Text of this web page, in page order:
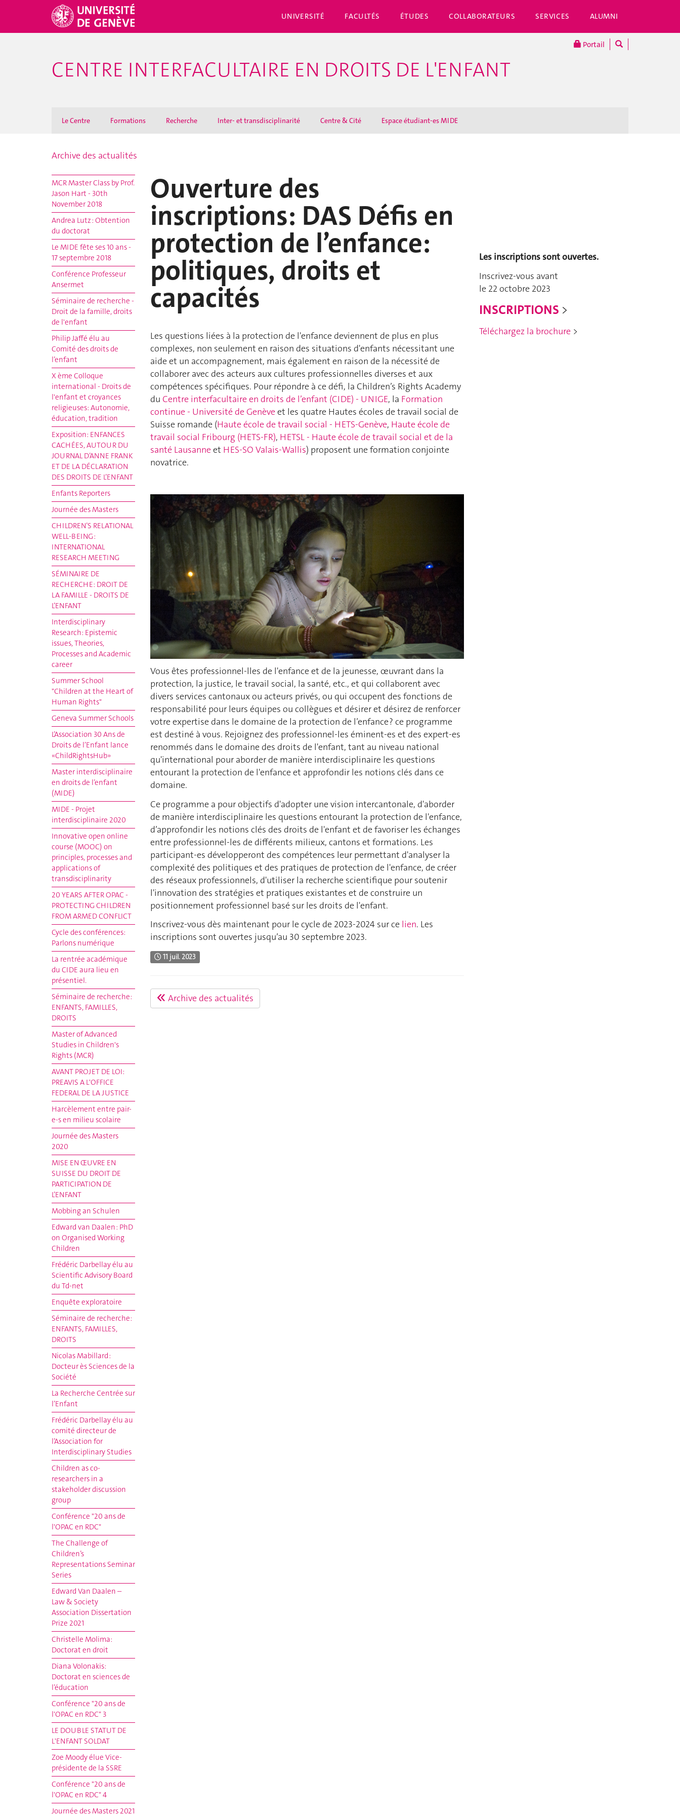
UNIVERSITÉ FACULTÉS ÉTUDES COLLABORATEURS SERVICES ALUMNI
Portail
CENTRE INTERFACULTAIRE EN DROITS DE L'ENFANT
Le Centre Formations Recherche Inter- et transdisciplinarité Centre & Cité Espace étudiant-es MIDE
Archive des actualités
MCR Master Class by Prof.
Jason Hart - 30th
November 2018
Andrea Lutz : Obtention
du doctorat
Le MIDE fête ses 10 ans -
17 septembre 2018
Conférence Professeur
Ansermet
Séminaire de recherche -
Droit de la famille, droits
de l'enfant
Philip Jaffé élu au
Comité des droits de
l’enfant
X ème Colloque
international - Droits de
l'enfant et croyances
religieuses: Autonomie,
éducation, tradition
Exposition: ENFANCES
CACHÉES, AUTOUR DU
JOURNAL D’ANNE FRANK
ET DE LA DÉCLARATION
DES DROITS DE L’ENFANT
Enfants Reporters
Journée des Masters
CHILDREN’S RELATIONAL
WELL-BEING :
INTERNATIONAL
RESEARCH MEETING
SÉMINAIRE DE
RECHERCHE: DROIT DE
LA FAMILLE - DROITS DE
L’ENFANT
Interdisciplinary
Research: Epistemic
issues, Theories,
Processes and Academic
career
Summer School
"Children at the Heart of
Human Rights"
Geneva Summer Schools
L’Association 30 Ans de
Droits de l’Enfant lance
«ChildRightsHub»
Master interdisciplinaire
en droits de l’enfant
(MIDE)
MIDE - Projet
interdisciplinaire 2020
Innovative open online
course (MOOC) on
principles, processes and
applications of
transdisciplinarity
20 YEARS AFTER OPAC -
PROTECTING CHILDREN
FROM ARMED CONFLICT
Cycle des conférences:
Parlons numérique
La rentrée académique
du CIDE aura lieu en
présentiel.
Séminaire de recherche:
ENFANTS, FAMILLES,
DROITS
Master of Advanced
Studies in Children's
Rights (MCR)
AVANT PROJET DE LOI:
PREAVIS A L'OFFICE
FEDERAL DE LA JUSTICE
Harcèlement entre pair-
e-s en milieu scolaire
Journée des Masters
2020
MISE EN ŒUVRE EN
SUISSE DU DROIT DE
PARTICIPATION DE
L’ENFANT
Mobbing an Schulen
Edward van Daalen : PhD
on Organised Working
Children
Frédéric Darbellay élu au
Scientific Advisory Board
du Td-net
Enquête exploratoire
Séminaire de recherche:
ENFANTS, FAMILLES,
DROITS
Nicolas Mabillard :
Docteur ès Sciences de la
Société
La Recherche Centrée sur
l’Enfant
Frédéric Darbellay élu au
comité directeur de
l’Association for
Interdisciplinary Studies
Children as co-
researchers in a
stakeholder discussion
group
Conférence "20 ans de
l'OPAC en RDC"
The Challenge of
Children’s
Representations Seminar
Series
Edward Van Daalen –
Law & Society
Association Dissertation
Prize 2021
Christelle Molima:
Doctorat en droit
Diana Volonakis:
Doctorat en sciences de
l’éducation
Conférence "20 ans de
l'OPAC en RDC" 3
LE DOUBLE STATUT DE
L'ENFANT SOLDAT
Zoe Moody élue Vice-
présidente de la SSRE
Conférence "20 ans de
l'OPAC en RDC" 4
Journée des Masters 2021
Ouverture des
inscriptions: DAS Défis en
protection de l’enfance:
politiques, droits et
capacités
Les questions liées à la protection de l'enfance deviennent de plus en plus
complexes, non seulement en raison des situations d'enfants nécessitant une
aide et un accompagnement, mais également en raison de la nécessité de
collaborer avec des acteurs aux cultures professionnelles diverses et aux
compétences spécifiques. Pour répondre à ce défi, la Children’s Rights Academy
du Centre interfacultaire en droits de l’enfant (CIDE) - UNIGE, la Formation
continue - Université de Genèveet les quatre Hautes écoles de travail social de
Suisse romande (Haute école de travail social - HETS-Genève, Haute école de
travail social Fribourg (HETS-FR), HETSL - Haute école de travail social et de la
santé Lausanneet HES-SO Valais-Wallis) proposent une formation conjointe
novatrice.
Vous êtes professionnel-lles de l'enfance et de la jeunesse, œuvrant dans la
protection, la justice, le travail social, la santé, etc., et qui collaborent avec
divers services cantonaux ou acteurs privés, ou qui occupent des fonctions de
responsabilité pour leurs équipes ou collègues et désirer et désirez de renforcer
votre expertise dans le domaine de la protection de l’enfance ? ce programme
est destiné à vous. Rejoignez des professionnel-les éminent-es et des expert-es
renommés dans le domaine des droits de l'enfant, tant au niveau national
qu'international pour aborder de manière interdisciplinaire les questions
entourant la protection de l'enfance et approfondir les notions clés dans ce
domaine.
Ce programme a pour objectifs d'adopter une vision intercantonale, d'aborder
de manière interdisciplinaire les questions entourant la protection de l'enfance,
d’approfondir les notions clés des droits de l'enfant et de favoriser les échanges
entre professionnel-les de différents milieux, cantons et formations. Les
participant-es développeront des compétences leur permettant d'analyser la
complexité des politiques et des pratiques de protection de l'enfance, de créer
des réseaux professionnels, d'utiliser la recherche scientifique pour soutenir
l'innovation des stratégies et pratiques existantes et de construire un
positionnement professionnel basé sur les droits de l'enfant.
Inscrivez-vous dès maintenant pour le cycle de 2023-2024 sur ce lien. Les
inscriptions sont ouvertes jusqu’au 30 septembre 2023.
11 juil. 2023
Archive des actualités
Les inscriptions sont ouvertes.
Inscrivez-vous avant
le 22 octobre 2023
INSCRIPTIONS>
Téléchargez la brochure>